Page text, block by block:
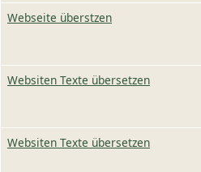
Webseite überstzen
Websiten Texte übersetzen
Websiten Texte übersetzen